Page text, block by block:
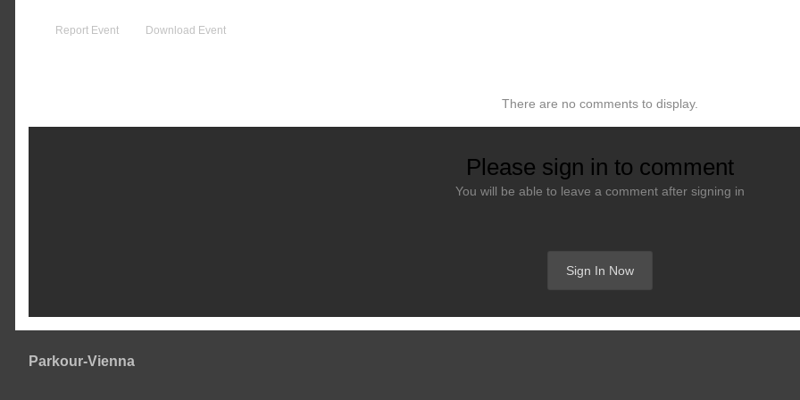
Report Event Download Event
There are no comments to display.
Please sign in to comment
You will be able to leave a comment after signing in
Sign In Now
Parkour-Vienna